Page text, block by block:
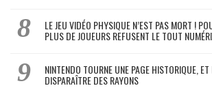
LE JEU VIDÉO PHYSIQUE N’EST PAS MORT !
PLUS DE JOUEURS REFUSENT LE TOUT
NINTENDO TOURNE UNE PAGE HISTORIQUE,
DISPARAÎTRE DES RAYONS